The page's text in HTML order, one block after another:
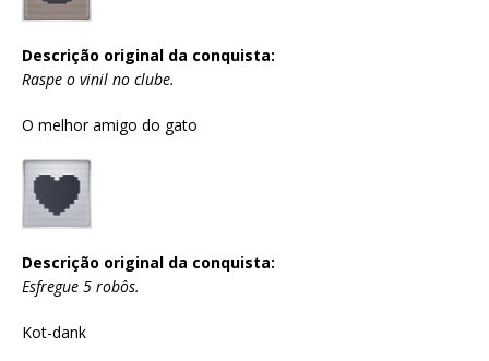
Descrição original da conquista:
Raspe o vinil no clube.
O melhor amigo do gato
Descrição original da conquista:
Esfregue 5 robôs.
Kot-dank